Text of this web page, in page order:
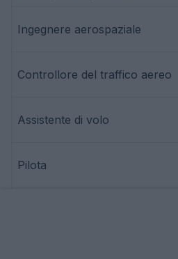
Ingegnere aerospaziale
Controllore del traffico aereo
Assistente di volo
Pilota